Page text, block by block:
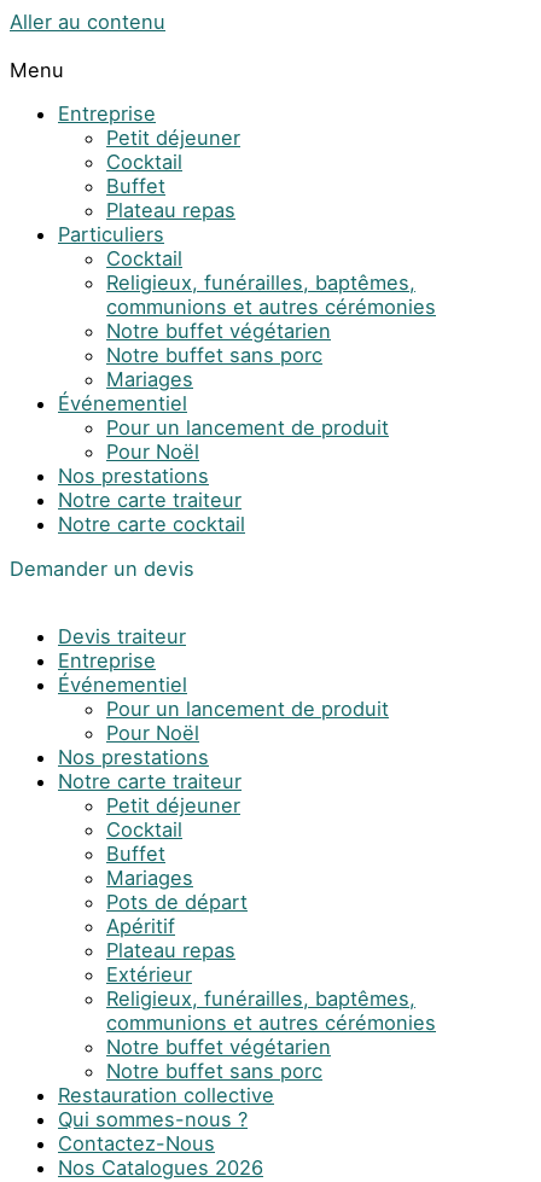
Aller au contenu
Menu
Entreprise
Petit déjeuner
Cocktail
Buffet
Plateau repas
Particuliers
Cocktail
Religieux, funérailles, baptêmes,
communions et autres cérémonies
Notre buffet végétarien
Notre buffet sans porc
Mariages
Événementiel
Pour un lancement de produit
Pour Noël
Nos prestations
Notre carte traiteur
Notre carte cocktail
Demander un devis
Devis traiteur
Entreprise
Événementiel
Pour un lancement de produit
Pour Noël
Nos prestations
Notre carte traiteur
Petit déjeuner
Cocktail
Buffet
Mariages
Pots de départ
Apéritif
Plateau repas
Extérieur
Religieux, funérailles, baptêmes,
communions et autres cérémonies
Notre buffet végétarien
Notre buffet sans porc
Restauration collective
Qui sommes-nous ?
Contactez-Nous
Nos Catalogues 2026